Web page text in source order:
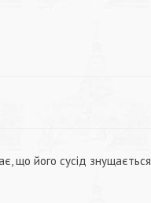
що його сусід знущається